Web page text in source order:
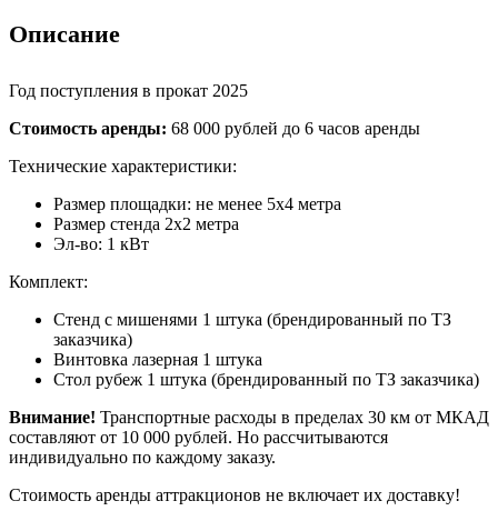
Описание
Год поступления в прокат 2025
Стоимость аренды: 68 000 рублей до 6 часов аренды
Технические характеристики:
Размер площадки: не менее 5х4 метра
Размер стенда 2х2 метра
Эл-во: 1 кВт
Комплект:
Стенд с мишенями 1 штука (брендированный по ТЗ
заказчика)
Винтовка лазерная 1 штука
Стол рубеж 1 штука (брендированный по ТЗ заказчика)
Внимание! Транспортные расходы в пределах 30 км от МКАД
составляют от 10 000 рублей. Но рассчитываются
индивидуально по каждому заказу.
Стоимость аренды аттракционов не включает их доставку!